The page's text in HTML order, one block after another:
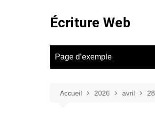
Écriture Web
Page d’exemple
Accueil 2026 avril 28